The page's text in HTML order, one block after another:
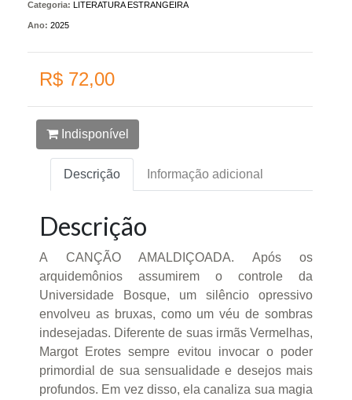
Categoria: LITERATURA ESTRANGEIRA
Ano: 2025
R$ 72,00
Indisponível
Descrição Informação adicional
Descrição
A CANÇÃO AMALDIÇOADA. Após os
arquidemônios assumirem o controle da
Universidade Bosque, um silêncio opressivo
envolveu as bruxas, como um véu de sombras
indesejadas. Diferente de suas irmãs Vermelhas,
Margot Erotes sempre evitou invocar o poder
primordial de sua sensualidade e desejos mais
profundos. Em vez disso, ela canaliza sua magia